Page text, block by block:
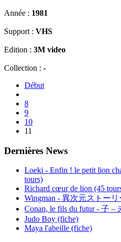
Année : 1981
Support : VHS
Edition : 3M video
Collection : -
Début
8
9
10
11
Dernières News
Loeki - Enfin ! le petit lion
tours)
Richard cœur de lion (45
Wingman - 異次元ストーリ
Conan, le fils du futur - 子 –
Judo Boy (fiche)
Maya l'abeille (fiche)